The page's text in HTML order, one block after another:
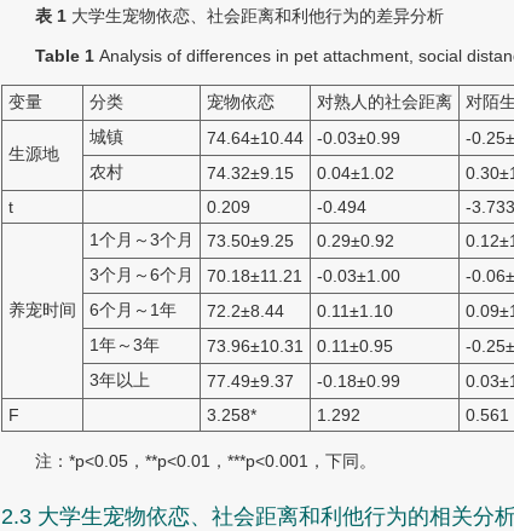
表 1 大学生宠物依恋、社会距离和利他行为的差异分析
Table 1 Analysis of differences in pet attachment, social
变量 分类 宠物依恋 对熟人的社会距离 对陌
生源地
城镇 74.64±10.44 -0.03±0.99 -0.25±
农村
74.32±9.15 0.04±1.02 0.30±
t
0.209 -0.494 -
养宠时间
1个月～3个月 73.50±9.25 0.29±0.92 0.12±
3个月～6个月
70.18±11.21 -0.03±1.00 -0.06±
6个月～1年
72.2±8.44 0.11±1.10 0.09±
1年～3年
73.96±10.31 0.11±0.95 -0.25±
3年以上
77.49±9.37 -0.18±0.99 0.03±
F
3.258* 1.292 0.561
注：*p<0.05，**p<0.01，***p<0.001，下同。
2.3 大学生宠物依恋、社会距离和利他行为的相关分